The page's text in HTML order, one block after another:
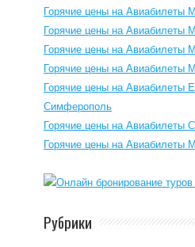
Горячие цены на Авиабилеты
Горячие цены на Авиабилеты
Горячие цены на Авиабилеты
Горячие цены на Авиабилеты
Горячие цены на Авиабилеты
Симферополь
Горячие цены на Авиабилеты
Горячие цены на Авиабилеты
Рубрики